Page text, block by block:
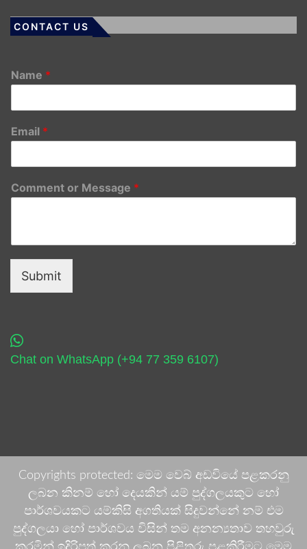
CONTACT US
Name *
Email *
Comment or Message *
Submit
Chat on WhatsApp (+94 77 359 6107)
Copyrights protected: මෙම වෙබ් අඩවියේ පළකරනු
ලබන කිනම් හෝ දෙයකින් යම් පුද්ගලයකුට හෝ
පාර්ශවයකට යම්කිසි අගතියක් සිදුවන්නේ නම් එම
පුද්ගලයා හෝ පාර්ශවය විසින් තම අනන්‍යතාව තහවුරු